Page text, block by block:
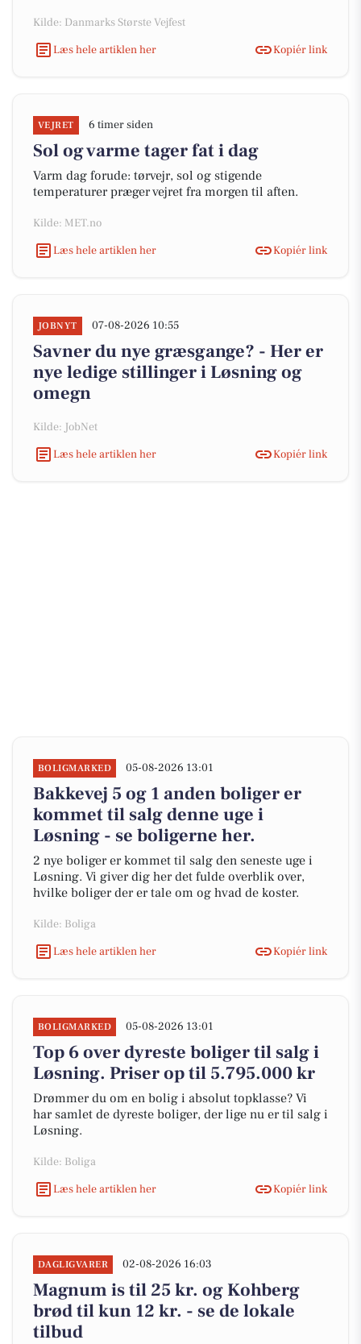
Kilde: Danmarks Største Vejfest
Læs hele artiklen her
Kopiér link
VEJRET 6 timer siden
Sol og varme tager fat i dag
Varm dag forude: tørvejr, sol og stigende
temperaturer præger vejret fra morgen til aften.
Kilde: MET.no
Læs hele artiklen her
Kopiér link
JOBNYT 07-08-2026 10:55
Savner du nye græsgange? - Her er
nye ledige stillinger i Løsning og
omegn
Kilde: JobNet
Læs hele artiklen her
Kopiér link
BOLIGMARKED 05-08-2026 13:01
Bakkevej 5 og 1 anden boliger er
kommet til salg denne uge i
Løsning - se boligerne her.
2 nye boliger er kommet til salg den seneste uge i
Løsning. Vi giver dig her det fulde overblik over,
hvilke boliger der er tale om og hvad de koster.
Kilde: Boliga
Læs hele artiklen her
Kopiér link
BOLIGMARKED 05-08-2026 13:01
Top 6 over dyreste boliger til salg i
Løsning. Priser op til 5.795.000 kr
Drømmer du om en bolig i absolut topklasse? Vi
har samlet de dyreste boliger, der lige nu er til salg i
Løsning.
Kilde: Boliga
Læs hele artiklen her
Kopiér link
DAGLIGVARER 02-08-2026 16:03
Magnum is til 25 kr. og Kohberg
brød til kun 12 kr. - se de lokale
tilbud